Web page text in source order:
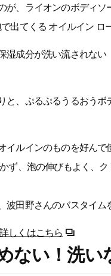
が、ライオンのボディ
出てくる オイルイン ロ
湿成分が洗い流されない
、ぷるぷるうるおうボ
イルインのものを好ん
ず、泡の伸びもよく、
波田野さんのバスタイム
しくはこちら
ない！洗い